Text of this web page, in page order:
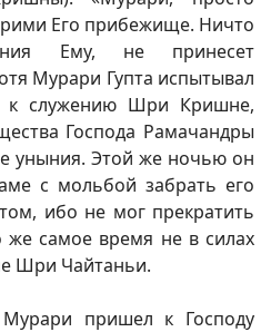
Его прибежище. Ничто
Ему, не принесет
Мурари Гупта испытывал
к служению Шри Кришне,
Господа Рамачандры
уныния. Этой же ночью он
с мольбой забрать его
ибо не мог прекратить
самое время не в силах
Шри Чайтаньи.
пришел к Господу